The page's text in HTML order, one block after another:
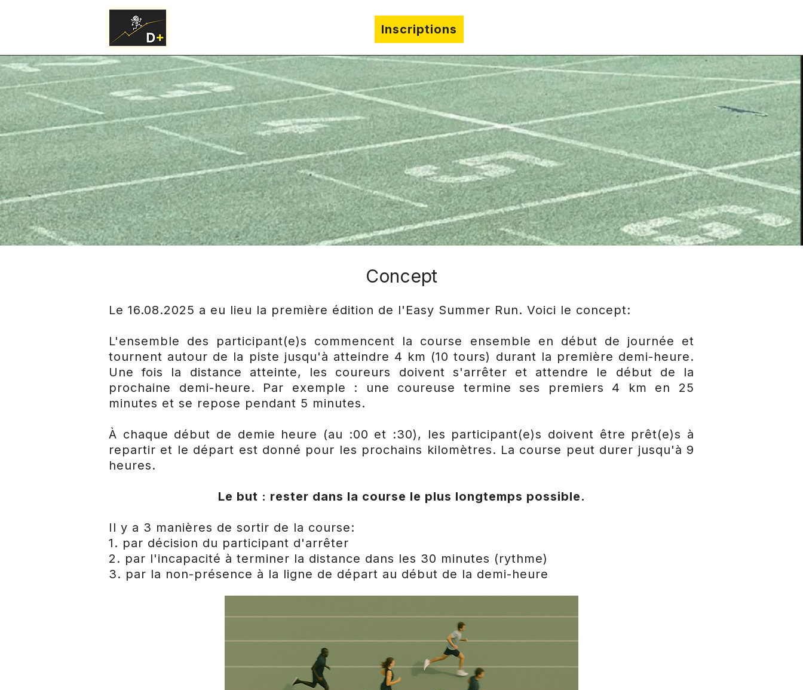
Inscriptions
​Concept
Le 16.08.2025 a eu lieu la première édition de l'Easy Summer Run. Voici le concept:
L'ensemble des participant(e)s commencent la course ensemble en début de journée et
tournent autour de la piste jusqu'à atteindre 4 km (10 tours) durant la première demi-heure.
Une fois la distance atteinte, les coureurs doivent s'arrêter et attendre le début de la
prochaine demi-heure. Par exemple : une coureuse termine ses premiers 4 km en 25
minutes et se repose pendant 5 minutes.
À chaque début de demie heure (au :00 et :30), les participant(e)s doivent être prêt(e)s à
repartir et le départ est donné pour les prochains kilomètres. La course peut durer jusqu'à 9
heures.
Le but : rester dans la course le plus longtemps possible.
Il y a 3 manières de sortir de la course:
1. par décision du participant d'arrêter
2. par l'incapacité à terminer la distance dans les 30 minutes (rythme)
3. par la non-présence à la ligne de départ au début de la demi-heure